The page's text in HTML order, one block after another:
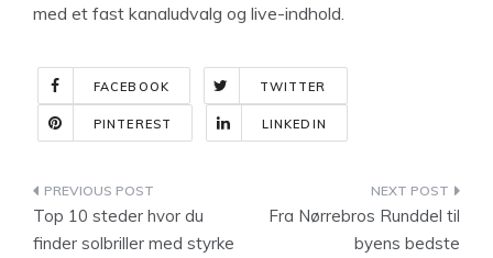
med et fast kanaludvalg og live-indhold.
FACEBOOK TWITTER
PINTEREST LINKEDIN
Indlægsnavigation
Top 10 steder hvor du
finder solbriller med styrke
Fra Nørrebros Runddel til
byens bedste